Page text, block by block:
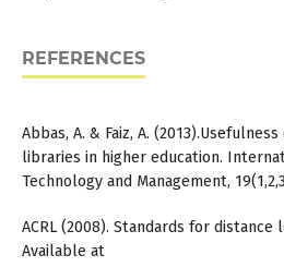
REFERENCES
Abbas, A. & Faiz, A.
libraries in higher education.
Technology and Management,
ACRL (2008). Standards for
Available at